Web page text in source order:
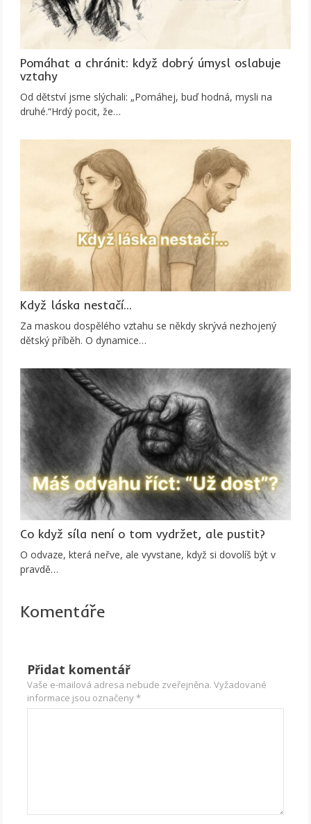
Pomáhat a chránit: když dobrý úmysl oslabuje
vztahy
Od dětství jsme slýchali: „Pomáhej, buď hodná, mysli na
druhé.“Hrdý pocit, že…
Když láska nestačí...
Za maskou dospělého vztahu se někdy skrývá nezhojený
dětský příběh. O dynamice…
Co když síla není o tom vydržet, ale pustit?
O odvaze, která neřve, ale vyvstane, když si dovolíš být v
pravdě…
Komentáře
Přidat komentář
Vaše e-mailová adresa nebude zveřejněna. Vyžadované
informace jsou označeny*